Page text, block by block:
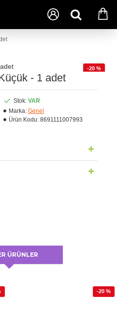
-20 %
- 1 adet
Stok: VAR
Marka: Genel
Ürün Kodu: 8691111007993
ÜRÜNLER
-20 %